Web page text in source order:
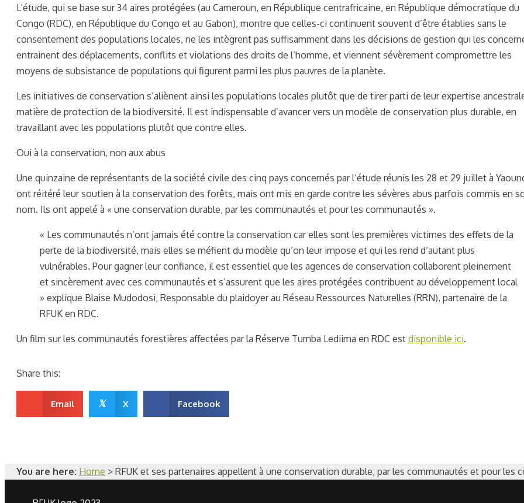
L’étude, qui se base sur 34 aires protégées (au Cameroun, en République centrafricaine, en République démocratique du
Congo (RDC), en République du Congo et au Gabon), montre que celles-ci continuent souvent d’être établies sans le
consentement des populations locales, ne les intègrent pas suffisamment dans les décisions de gestion qui les
entrainent des déplacements, conflits et violations des droits de l’homme, et viennent sévèrement compromettre les
moyens de subsistance de populations qui figurent parmi les plus pauvres de la planète.
Les initiatives de conservation s’aliènent ainsi les populations locales plutôt que de tirer parti de leur expertise
matière de protection de la biodiversité. Il est indispensable d’avancer vers un modèle de conservation plus durable, en
travaillant avec les populations plutôt que contre elles.
Oui à la conservation, non aux abus
Une quinzaine de représentants de la société civile des cinq pays concernés par l’étude réunis les 28 et 29 juillet à
ont réitéré leur soutien à la conservation des forêts, mais ont mis en garde contre les sévères abus parfois commis en
nom. Ils ont appelé à « une conservation durable, par les communautés et pour les communautés ».
« Les communautés n’ont jamais été contre la conservation car elles sont les premières victimes des effets de la
perte de la biodiversité, mais elles se méfient du modèle qu’on leur impose et qui les rend d’autant plus
vulnérables. Pour gagner leur confiance, il est essentiel que les agences de conservation collaborent pleinement
et sincèrement avec ces communautés et s’assurent que les aires protégées contribuent au développement local
» explique Blaise Mudodosi, Responsable du plaidoyer au Réseau Ressources Naturelles (RRN), partenaire de la
RFUK en RDC.
Un film sur les communautés forestières affectées par la Réserve Tumba Lediima en RDC est disponible ici.
Share this:
Email 𝕏 X Facebook
You are here: Home > RFUK et ses partenaires appellent à une conservation durable, par les communautés et pour les